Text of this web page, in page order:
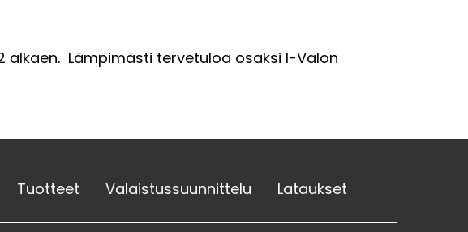
alkaen. Lämpimästi tervetuloa osaksi I-Valon
Tuotteet Valaistussuunnittelu Lataukset